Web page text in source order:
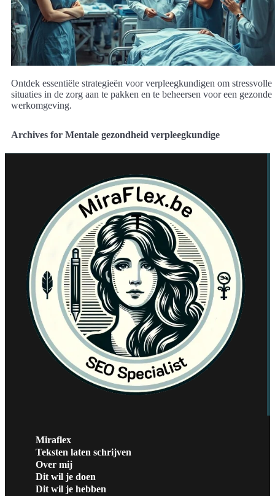
Ontdek essentiële strategieën voor verpleegkundigen om stressvolle
situaties in de zorg aan te pakken en te beheersen voor een gezonde
werkomgeving.
Archives for Mentale gezondheid verpleegkundige
Miraflex
Teksten laten schrijven
Over mij
Dit wil je doen
Dit wil je hebben